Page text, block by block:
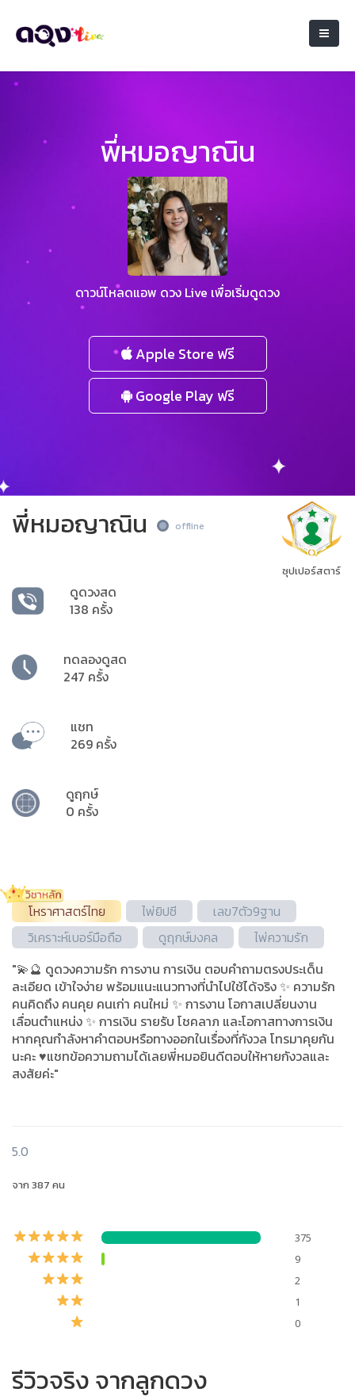
พี่หมอญาณิน
ดาวน์โหลดแอพ ดวง Live เพื่อเริ่มดูดวง
Apple Store ฟรี
Google Play ฟรี
พี่หมอญาณิน offline
ดูดวงสด
138 ครั้ง
ทดลองดูสด
247 ครั้ง
แชท
269 ครั้ง
ดูฤกษ์
0 ครั้ง
ซุปเปอร์สตาร์
โหราศาสตร์ไทย ไพ่ยิปซี
เลข7ตัว9ฐาน
วิเคราะห์เบอร์มือถือ
ดูฤกษ์มงคล
ไพ่ความรัก
"💫🔮 ดูดวงความรัก การงาน การเงิน ตอบคำถามตรงประเด็น
ละเอียด เข้าใจง่าย พร้อมแนะแนวทางที่นำไปใช้ได้จริง ✨ ความรัก
คนคิดถึง คนคุย คนเก่า คนใหม่ ✨ การงาน โอกาสเปลี่ยนงาน
เลื่อนตำแหน่ง ✨ การเงิน รายรับ โชคลาภ และโอกาสทางการเงิน
หากคุณกำลังหาคำตอบหรือทางออกในเรื่องที่กังวล โทรมาคุยกัน
นะคะ ♥️แชทข้อความถามได้เลยพี่หมอยินดีตอบให้หายกังวลและ
สงสัยค่ะ"
5.0
จาก 387 คน
375
9
2
1
0
รีวิวจริง จากลูกดวง